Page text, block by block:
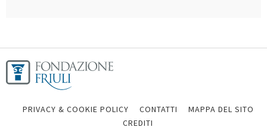
PRIVACY & COOKIE POLICY CONTATTI
MAPPA DEL SITO
CREDITI